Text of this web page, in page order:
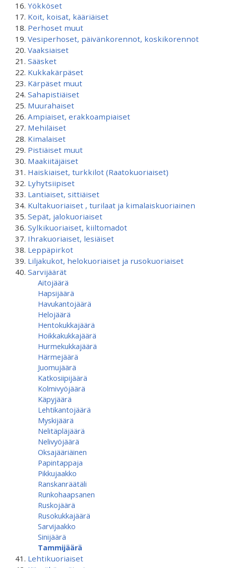
Yökköset
Koit, koisat, kääriäiset
Perhoset muut
Vesiperhoset, päivänkorennot, koskikorennot
Vaaksiaiset
Sääsket
Kukkakärpäset
Kärpäset muut
Sahapistiäiset
Muurahaiset
Ampiaiset, erakkoampiaiset
Mehiläiset
Kimalaiset
Pistiäiset muut
Maakiitäjäiset
Haiskiaiset, turkkilot (Raatokuoriaiset)
Lyhytsiipiset
Lantiaiset, sittiäiset
Kultakuoriaiset , turilaat ja kimalaiskuoriainen
Sepät, jalokuoriaiset
Sylkikuoriaiset, kiiltomadot
Ihrakuoriaiset, lesiäiset
Leppäpirkot
Liljakukot, helokuoriaiset ja rusokuoriaiset
Sarvijäärät
Aitojäärä
Hapsijäärä
Havukantojäärä
Helojäärä
Hentokukkajäärä
Hoikkakukkajäärä
Hurmekukkajäärä
Härmejäärä
Juomujäärä
Katkosiipijäärä
Kolmivyöjäärä
Käpyjäärä
Lehtikantojäärä
Myskijäärä
Nelitäpläjäärä
Nelivyöjäärä
Oksajääriäinen
Papintappaja
Pikkujaakko
Ranskanräätäli
Runkohaapsanen
Ruskojäärä
Rusokukkajäärä
Sarvijaakko
Sinijäärä
Tammijäärä
Lehtikuoriaiset